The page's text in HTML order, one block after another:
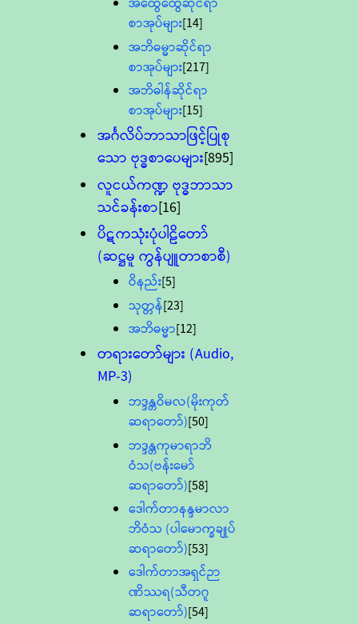
စာအုပ်များ[14]
အဘိဓမ္မာဆိုင်ရာ
စာအုပ်များ[217]
အဘိဓါန်ဆိုင်ရာ
စာအုပ်များ[15]
အင်္ဂလိပ်ဘာသာဖြင့်ပြုစု
သော ဗုဒ္ဓစာပေများ[895]
လူငယ်ကဏ္ဍ ဗုဒ္ဓဘာသာ
သင်ခန်းစာ[16]
ပိဋကသုံးပုံပါဠိတော်
(ဆဋ္ဌမူ ကွန်ပျူတာစာစီ)
ဝိနည်း[5]
သုတ္တန်[23]
အဘိဓမ္မာ[12]
တရားတော်များ (Audio,
MP-3)
ဘဒ္ဒန္တဝိမလ(မိုးကုတ်
ဆရာတော်)[50]
ဘဒ္ဒန္တကုမာရာဘိ
ဝံသ(ဗန်းမော်
ဆရာတော်)[58]
ဒေါက်တာနန္ဒမာလာ
ဘိဝံသ (ပါမောက္ခချုပ်
ဆရာတော်)[53]
ဒေါက်တာအရှင်ဉာ
ဏိဿရ(သီတဂူ
ဆရာတော်)[54]